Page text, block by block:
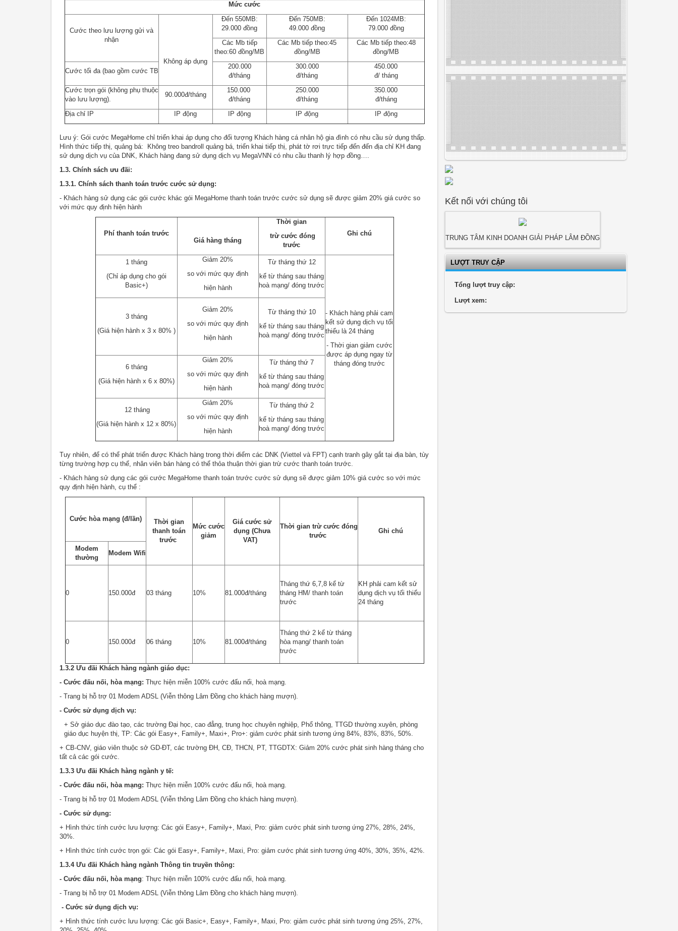
Mức cước
Cước theo lưu lượng gửi và
nhận
Không áp dụng
Đến 550MB:
29.000 đồng
Đến 750MB:
49.000 đồng
Đến 1024MB:
79.000 đồng
Các Mb tiếp
theo:60 đồng/MB
Các Mb tiếp theo:45
đồng/MB
Các Mb tiếp theo:48
đồng/MB
Cước tối đa (bao gồm cước TB
200.000
đ/tháng
300.000
đ/tháng
450.000
đ/ tháng
Cước trọn gói (không phụ thuộc
vào lưu lượng).
90.000đ/tháng
150.000
đ/tháng
250.000
đ/tháng
350.000
đ/tháng
Địa chỉ IP
IP động IP động IP động IP động
Lưu ý: Gói cước MegaHome chỉ triển khai áp dụng cho đối tượng Khách hàng cá nhân hộ gia đình có nhu cầu sử dụng thấp.
Hình thức tiếp thị, quảng bá: Không treo bandroll quảng bá, triển khai tiếp thị, phát tờ rơi trực tiếp đến đến địa chỉ KH đang
sử dụng dịch vụ của DNK, Khách hàng đang sử dụng dịch vụ MegaVNN có nhu cầu thanh lý hợp đồng….
1.3. Chính sách ưu đãi:
1.3.1. Chính sách thanh toán trước cước sử dụng:
- Khách hàng sử dụng các gói cước khác gói MegaHome thanh toán trước cước sử dụng sẽ được giảm 20% giá cước so
với mức quy định hiện hành
Phí thanh toán trước
Giá hàng tháng
Thời gian
trừ cước đóng
trước
Ghi chú
1 tháng
(Chỉ áp dụng cho gói
Basic+)
Giảm 20%
so với mức quy định
hiện hành
Từ tháng thứ 12
kể từ tháng sau tháng
hoà mạng/ đóng trước
- Khách hàng phải cam
kết sử dụng dịch vụ tối
thiểu là 24 tháng
- Thời gian giảm cước
được áp dụng ngay từ
tháng đóng trước
3 tháng
(Giá hiện hành x 3 x 80% )
Giảm 20%
so với mức quy định
hiện hành
Từ tháng thứ 10
kể từ tháng sau tháng
hoà mạng/ đóng trước
6 tháng
(Giá hiện hành x 6 x 80%)
Giảm 20%
so với mức quy định
hiện hành
Từ tháng thứ 7
kể từ tháng sau tháng
hoà mạng/ đóng trước
12 tháng
(Giá hiện hành x 12 x 80%)
Giảm 20%
so với mức quy định
hiện hành
Từ tháng thứ 2
kể từ tháng sau tháng
hoà mạng/ đóng trước
Tuy nhiên, để có thể phát triển được Khách hàng trong thời điểm các DNK (Viettel và FPT) cạnh tranh gây gắt tại địa bàn, tùy
từng trường hợp cụ thể, nhân viên bán hàng có thể thỏa thuận thời gian trừ cước thanh toán trước.
- Khách hàng sử dụng các gói cước MegaHome thanh toán trước cước sử dụng sẽ được giảm 10% giá cước so với mức
quy định hiện hành, cụ thể :
Cước hòa mạng (đ/lần)
Thời gian
thanh toán
trước
Mức cước
giảm
Giá cước sử
dụng (Chưa
VAT)
Thời gian trừ cước đóng
trước
Ghi chú
Modem
thường
Modem Wifi
0 150.000đ 03 tháng 10% 81.000đ/tháng
Tháng thứ 6,7,8 kể từ
tháng HM/ thanh toán
trước
KH phải cam kết sử
dụng dịch vụ tối thiểu
24 tháng
0 150.000đ 06 tháng 10% 81.000đ/tháng
Tháng thứ 2 kể từ tháng
hòa mạng/ thanh toán
trước
1.3.2 Ưu đãi Khách hàng ngành giáo dục:
- Cước đấu nối, hòa mạng: Thực hiện miễn 100% cước đấu nối, hoà mạng.
- Trang bị hỗ trợ 01 Modem ADSL (Viễn thông Lâm Đồng cho khách hàng mượn).
- Cước sử dụng dịch vụ:
+ Sở giáo dục đào tạo, các trường Đại học, cao đẳng, trung học chuyên nghiệp, Phổ thông, TTGD thường xuyên, phòng
giáo dục huyện thị, TP: Các gói Easy+, Family+, Maxi+, Pro+: giảm cước phát sinh tương ứng 84%, 83%, 83%, 50%.
+ CB-CNV, giáo viên thuộc sở GD-ĐT, các trường ĐH, CĐ, THCN, PT, TTGDTX: Giảm 20% cước phát sinh hàng tháng cho
tất cả các gói cước.
1.3.3 Ưu đãi Khách hàng ngành y tế:
- Cước đấu nối, hòa mạng: Thực hiện miễn 100% cước đấu nối, hoà mạng.
- Trang bị hỗ trợ 01 Modem ADSL (Viễn thông Lâm Đồng cho khách hàng mượn).
- Cước sử dụng:
+ Hình thức tính cước lưu lượng: Các gói Easy+, Family+, Maxi, Pro: giảm cước phát sinh tương ứng 27%, 28%, 24%,
30%.
+ Hình thức tính cước trọn gói: Các gói Easy+, Family+, Maxi, Pro: giảm cước phát sinh tương ứng 40%, 30%, 35%, 42%.
1.3.4 Ưu đãi Khách hàng ngành Thông tin truyền thông:
- Cước đấu nối, hòa mạng: Thực hiện miễn 100% cước đấu nối, hoà mạng.
- Trang bị hỗ trợ 01 Modem ADSL (Viễn thông Lâm Đồng cho khách hàng mượn).
- Cước sử dụng dịch vụ:
+ Hình thức tính cước lưu lượng: Các gói Basic+, Easy+, Family+, Maxi, Pro: giảm cước phát sinh tương ứng 25%, 27%,
Kết nối với chúng tôi
TRUNG TÂM KINH DOANH GIẢI PHÁP LÂM ĐỒNG
LƯỢT TRUY CẬP
Tổng lượt truy cập:
Lượt xem: